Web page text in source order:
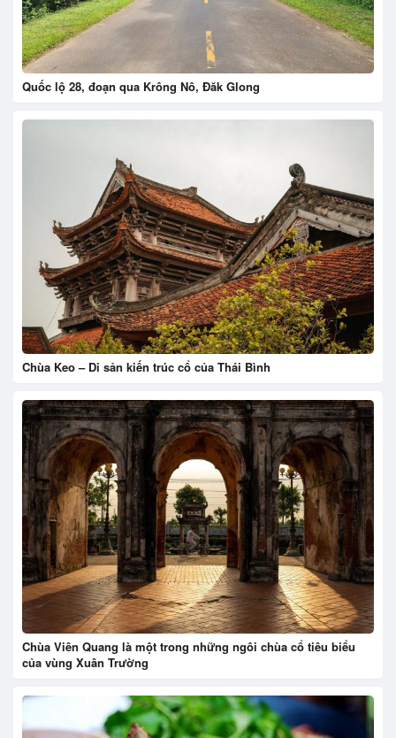
Quốc lộ 28, đoạn qua Krông Nô, Đăk Glong
Chùa Keo – Di sản kiến trúc cổ của Thái Bình
Chùa Viên Quang là một trong những ngôi chùa cổ tiêu biểu
của vùng Xuân Trường